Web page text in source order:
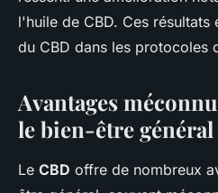
l'huile de CBD. Ces
du CBD dans les protocoles
Avantages
le bien-être général
Le CBD offre de nombreux